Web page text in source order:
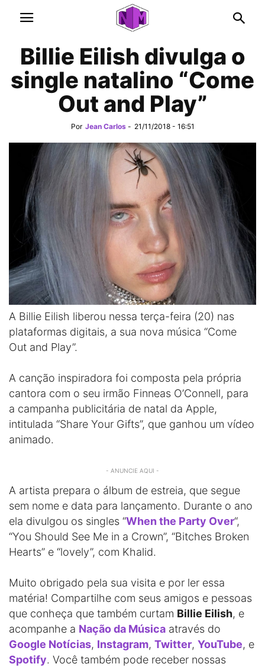
Billie Eilish divulga o
single natalino “Come
Out and Play”
Por Jean Carlos - 21/11/2018 - 16:51
A Billie Eilish liberou nessa terça-feira (20) nas
plataformas digitais, a sua nova música “Come
Out and Play”.
A canção inspiradora foi composta pela própria
cantora com o seu irmão Finneas O’Connell, para
a campanha publicitária de natal da Apple,
intitulada “Share Your Gifts”, que ganhou um vídeo
animado.
- ANUNCIE AQUI -
A artista prepara o álbum de estreia, que segue
sem nome e data para lançamento. Durante o ano
ela divulgou os singles “When the Party Over“,
“You Should See Me in a Crown”, “Bitches Broken
Hearts” e “lovely”, com Khalid.
Muito obrigado pela sua visita e por ler essa
matéria! Compartilhe com seus amigos e pessoas
que conheça que também curtam Billie Eilish, e
acompanhe a Nação da Música através do
Google Notícias, Instagram, Twitter, YouTube, e
Spotify. Você também pode receber nossas